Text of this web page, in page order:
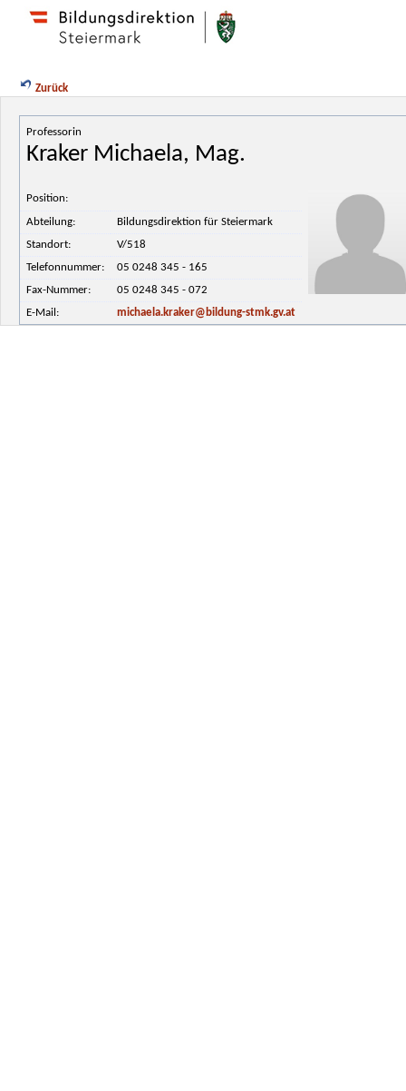
Zurück
Professorin
Kraker Michaela, Mag.
Position:
Abteilung:
Bildungsdirektion für Steiermark
Standort:
V/518
Telefonnummer:
05 0248 345 - 165
Fax-Nummer:
05 0248 345 - 072
E-Mail:
michaela.kraker@bildung-stmk.gv.at